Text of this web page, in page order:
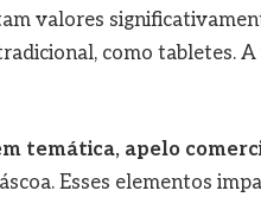
valores
como tabletes. A
temática, apelo
Esses elementos